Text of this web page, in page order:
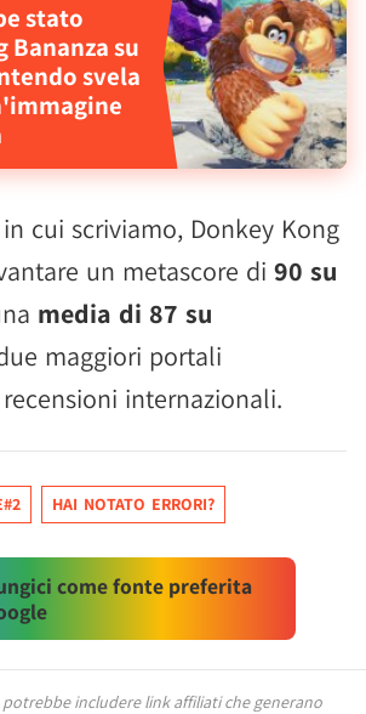
stato
Bananza su
svela
cui scriviamo, Donkey Kong
un metascore di 90 su
media di 87 su
maggiori portali
internazionali.
HAI NOTATO ERRORI?
come fonte preferita
includere link affiliati che generano